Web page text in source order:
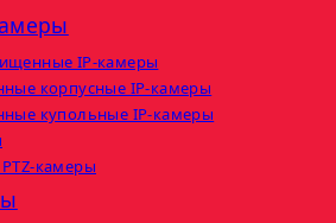
IP-камеры
корпусные IP-камеры
купольные IP-камеры
камеры